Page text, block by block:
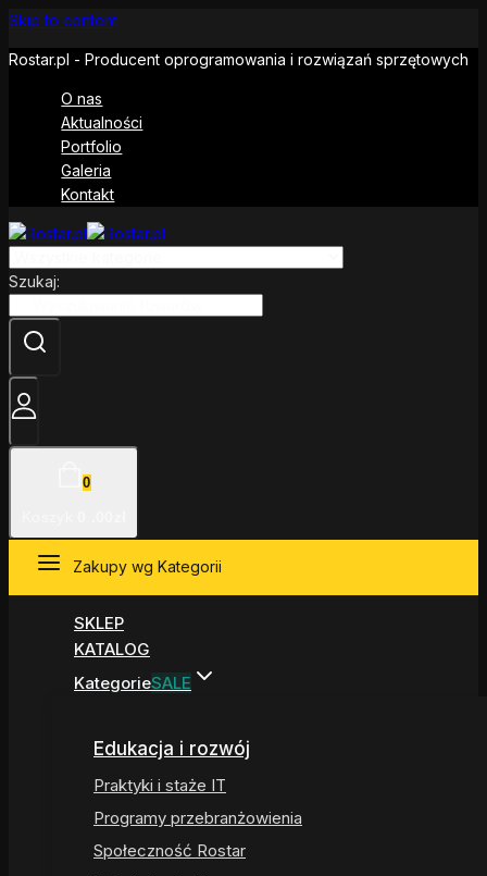
Skip to content
Rostar.pl - Producent oprogramowania i rozwiązań sprzętowych
O nas
Aktualności
Portfolio
Galeria
Kontakt
Szukaj:
0
Zakupy wg Kategorii
SKLEP
KATALOG
KategorieSALE
Edukacja i rozwój
Praktyki i staże IT
Programy przebranżowienia
Społeczność Rostar